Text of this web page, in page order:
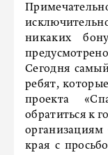
никаких
Сегодня
ребят,
проекта
обратиться к
края с